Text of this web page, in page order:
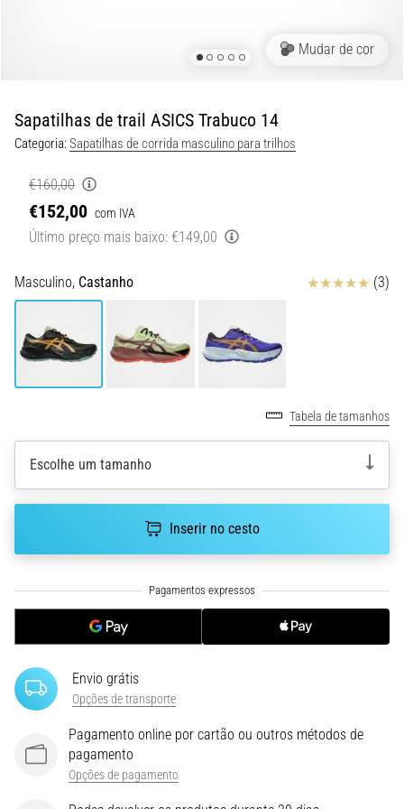
e
teste
beep:
que
são
são
realizados?
Na
prática,
shuttle
velocidade,
a
agilidade
as
de
direção.
é
realizado
corretamente,
…
6. 8. 2026
8 minutos lendo
Mudar de cor
Sapatilhas de trail ASICS Trabuco 14
Categoria:Sapatilhas de corrida masculino para trilhos
€160,00
€152,00 com IVA
Último preço mais baixo: €149,00
Masculino, Castanho Avaliação (3)
Tabela de tamanhos
Escolhe um tamanho
Inserir no cesto
Envio grátis
Opções de transporte
Pagamento online por cartão ou outros métodos de
pagamento
Opções de pagamento